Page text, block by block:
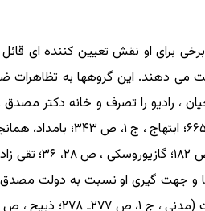
دارد. برخی برای او نقش تعیین کننده ای
۲۵ مرداد از کشور فرار کرده بود به او نسبت می دهند. این گروهها
ص ۳۷۷، ۴۳۲). آشوبگرانِ روز ۲۸ مرداد را نیز که همراه کودتاچیان ، رادیو را تصرف و
سپس غارت کردند، همان نیروهای بهبهانی ، کاشانی و بقایی دانسته اند (کاتوزیان ، ص ۲۳۵؛
بهبهانی در این سالها و جهت گیری او نسبت به دولت